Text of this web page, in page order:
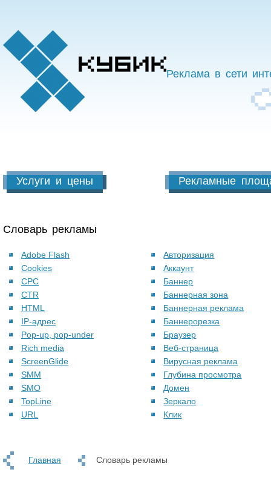
Реклама в сети
Услуги и цены Рекламные
Словарь рекламы
Adobe Flash
Cookies
CPC
CTR
HTML
IP-адрес
Pop-up, pop-under
Rich media
ScreenGlide
SMM
SMO
TopLine
URL
Авторизация
Аккаунт
Баннер
Баннерная зона
Баннерная реклама
Баннерорезка
Браузер
Веб-страница
Вирусная реклама
Глубина просмотра
Домен
Зеркало
Клик
Главная Словарь рекламы